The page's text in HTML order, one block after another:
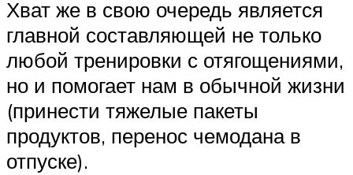
Хват же в свою очередь является
главной составляющей не только
любой тренировки с отягощениями,
но и помогает нам в обычной жизни
(принести тяжелые пакеты
продуктов, перенос чемодана в
отпуске).